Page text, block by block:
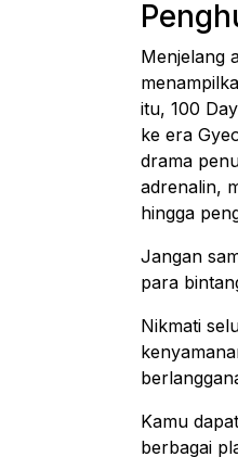
Menjelang
itu, 100
ke era
drama
adrenalin,
hingga
Jangan
para
Nikmati
Kamu
berbagai